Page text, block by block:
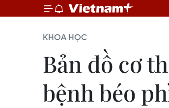
KHOA HỌC
Bản đồ cơ
bệnh béo